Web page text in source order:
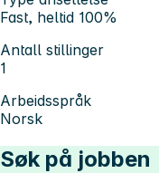
Fast, heltid 100%
Antall stillinger
1
Arbeidsspråk
Norsk
Søk på jobben